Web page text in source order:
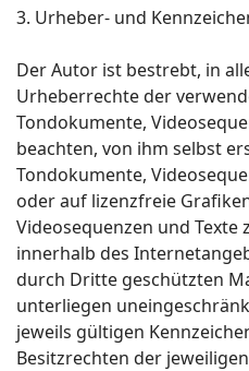
3. Urheber- und
Der Autor ist bestrebt, in
Urheberrechte der
Tondokumente,
beachten, von ihm selbst
Tondokumente,
oder auf lizenzfreie
Videosequenzen und Texte
innerhalb des
durch Dritte geschützten
unterliegen
jeweils gültigen
Besitzrechten der